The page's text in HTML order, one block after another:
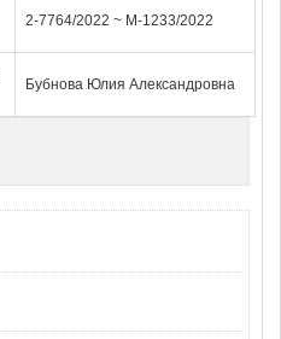
2-7764/2022 ~ М-1233/2022
Бубнова Юлия Александровна